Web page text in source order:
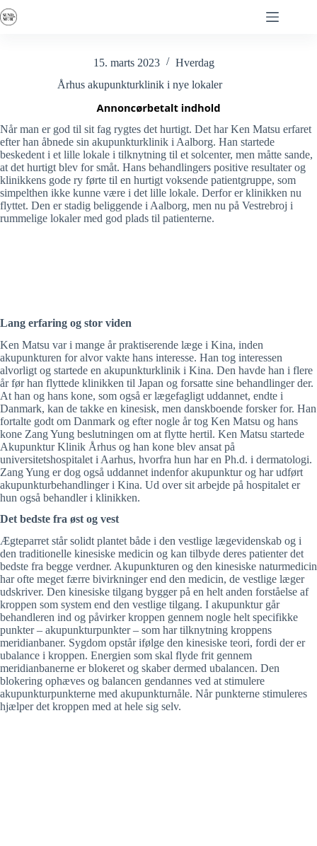
til
15. marts 2023
Hverdag
Århus akupunkturklinik i nye lokaler
Når man er god til sit fag rygtes det hurtigt. Det har Ken Matsu erfaret
efter han åbnede sin akupunkturklinik i Aalborg. Han startede
beskedent i et lille lokale i tilknytning til et solcenter, men måtte sande,
at det hurtigt blev for småt. Hans behandlingers positive resultater og
klinikkens gode ry førte til en hurtigt voksende patientgruppe, som
simpelthen ikke kunne være i det lille lokale. Derfor er klinikken nu
flyttet. Den er stadig beliggende i Aalborg, men nu på Vestrebroj i
rummelige lokaler med god plads til patienterne.
Lang erfaring og stor viden
Ken Matsu var i mange år praktiserende læge i Kina, inden
akupunkturen for alvor vakte hans interesse. Han tog interessen
alvorligt og startede en akupunkturklinik i Kina. Den havde han i flere
år før han flyttede klinikken til Japan og forsatte sine behandlinger der.
At han og hans kone, som også er lægefagligt uddannet, endte i
Danmark, kan de takke en kinesisk, men danskboende forsker for. Han
fortalte godt om Danmark og efter nogle år tog Ken Matsu og hans
kone Zang Yung beslutningen om at flytte hertil. Ken Matsu startede
Akupunktur Klinik Århus og han kone blev ansat på
universitetshospitalet i Aarhus, hvorfra hun har en Ph.d. i dermatologi.
Zang Yung er dog også uddannet indenfor akupunktur og har udført
akupunkturbehandlinger i Kina. Ud over sit arbejde på hospitalet er
hun også behandler i klinikken.
Det bedste fra øst og vest
Ægteparret står solidt plantet både i den vestlige lægevidenskab og i
den traditionelle kinesiske medicin og kan tilbyde deres patienter det
bedste fra begge verdner. Akupunkturen og den kinesiske naturmedicin
har ofte meget færre bivirkninger end den medicin, de vestlige læger
udskriver. Den kinesiske tilgang bygger på en helt anden forståelse af
kroppen som system end den vestlige tilgang. I akupunktur går
behandleren ind og påvirker kroppen gennem nogle helt specifikke
punkter – akupunkturpunkter – som har tilknytning kroppens
meridianbaner. Sygdom opstår ifølge den kinesiske teori, fordi der er
ubalance i kroppen. Energien som skal flyde frit gennem
meridianbanerne er blokeret og skaber dermed ubalancen. Den
blokering ophæves og balancen gendannes ved at stimulere
akupunkturpunkterne med akupunkturnåle. Når punkterne stimuleres
hjælper det kroppen med at hele sig selv.